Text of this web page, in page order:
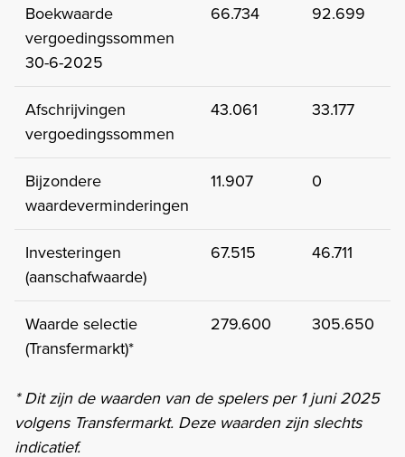
Boekwaarde
vergoedingssommen
30-6-2025
66.734 92.699
Afschrijvingen
vergoedingssommen
43.061 33.177
Bijzondere
waardeverminderingen
11.907 0
Investeringen
(aanschafwaarde)
67.515 46.711
Waarde selectie
(Transfermarkt)*
279.600 305.650
* Dit zijn de waarden van de spelers per 1 juni 2025
volgens Transfermarkt. Deze waarden zijn slechts
indicatief.